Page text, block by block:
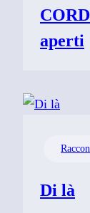
aperti
Di là